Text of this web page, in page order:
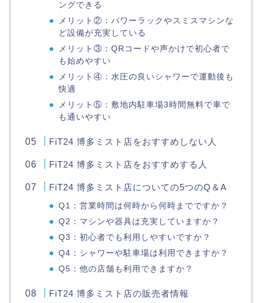
ングできる
メリット②：パワーラックやスミスマシンな
ど設備が充実している
メリット③：QRコードや声かけで初心者で
も始めやすい
メリット④：水圧の良いシャワーで運動後も
快適
メリット⑤：敷地内駐車場3時間無料で車で
も通いやすい
FiT24 博多ミスト店をおすすめしない人
FiT24 博多ミスト店をおすすめする人
FiT24 博多ミスト店についての5つのQ＆A
Q1：営業時間は何時から何時までですか？
Q2：マシンや器具は充実していますか？
Q3：初心者でも利用しやすいですか？
Q4：シャワーや駐車場は利用できますか？
Q5：他の店舗も利用できますか？
FiT24 博多ミスト店の販売者情報